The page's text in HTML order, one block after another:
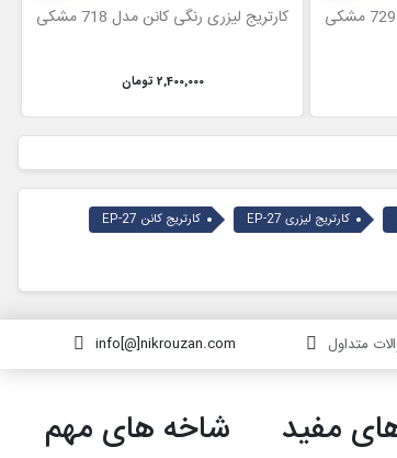
کارتریج لیزری رنگی کانن مدل 718 مشکی
2,400,000 تومان
کارتریج لیزری EP-27
کارتریج کانن EP-27
info[@]nikrouzan.com متداول
مفید شاخه های مهم